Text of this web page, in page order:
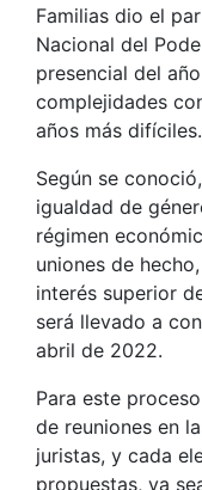
Familias dio el
Nacional del
presencial del
complejidades
años más difíciles.
Según se
igualdad de
régimen
uniones de
interés superior
será llevado a
abril de 2022.
Para este
de reuniones en
juristas, y cada
propuestas, ya